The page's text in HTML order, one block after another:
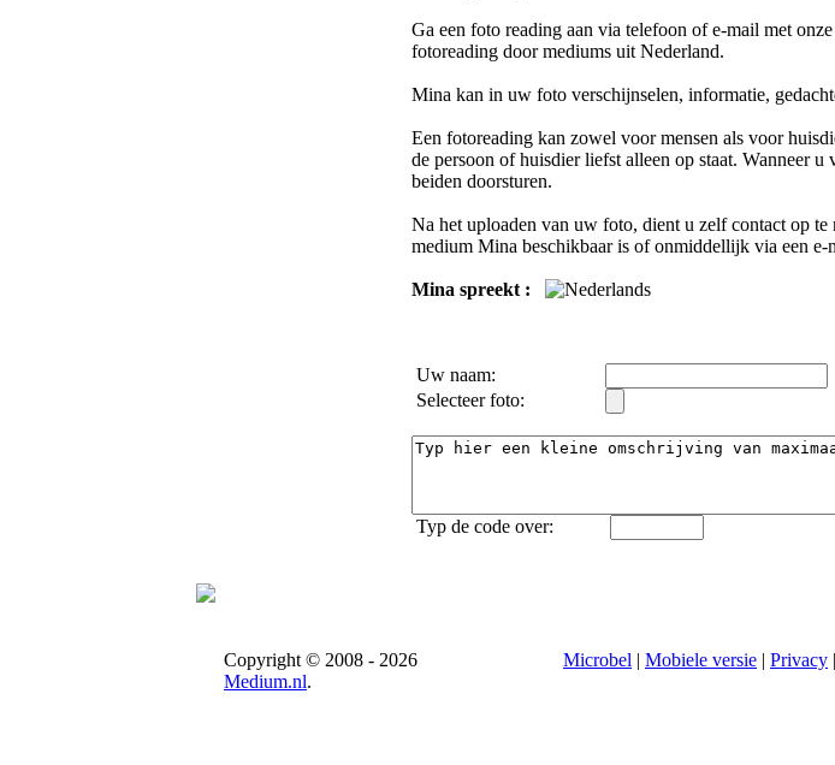
Ga een foto reading aan via telefoon of e-mail met
fotoreading door mediums uit Nederland.
Mina kan in uw foto verschijnselen, informatie,
Een fotoreading kan zowel voor mensen als voor
de persoon of huisdier liefst alleen op staat. Wanneer
beiden doorsturen.
Na het uploaden van uw foto, dient u zelf contact op te
medium Mina beschikbaar is of onmiddellijk via een
Mina spreekt :
Uw naam:
Selecteer foto:
Typ de code over:
Copyright © 2008 - 2026
Medium.nl.
Microbel | Mobiele versie | Privacy |